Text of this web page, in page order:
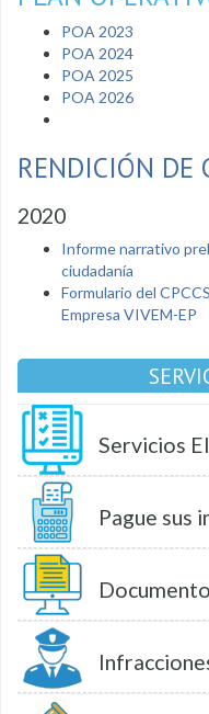
POA 2023
POA 2024
POA 2025
POA 2026
RENDICIÓN DE
2020
Informe narrativo
ciudadanía
Formulario del
Empresa VIVEM-EP
Servicios
Pague sus